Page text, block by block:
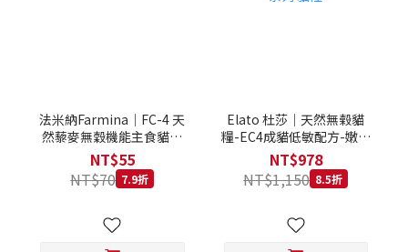
法米納Farmina｜FC-4 天
然藜麥無穀機能主食貓罐
FC-4061 體重管理 羊肉蘆
筍 80G
NT$55
NT$70 7.9折
Elato 杜莎｜天然無榖貓
糧-EC4成貓低敏配方-嫩羊
野鹿 1.5kg｜杜莎 天然無
榖貓糧系列 貓糧
NT$978
NT$1,150 8.5折